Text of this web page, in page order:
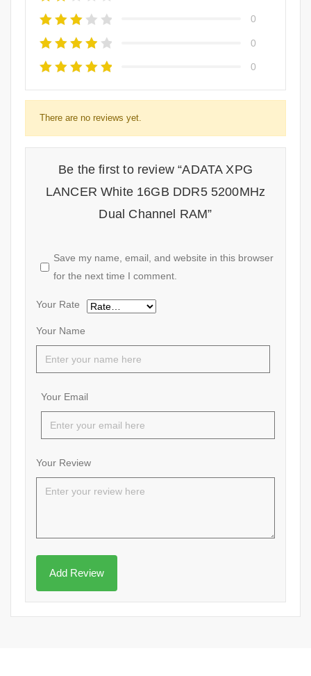
0
0
0
There are no reviews yet.
Be the first to review “ADATA XPG
LANCER White 16GB DDR5 5200MHz
Dual Channel RAM”
Your Name
Your Email
Save my name, email, and website in this browser
for the next time I comment.
Your Rate
Your Review